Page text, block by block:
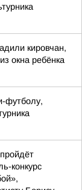
кировчан,
окна ребёнка
футболу,
конкурс